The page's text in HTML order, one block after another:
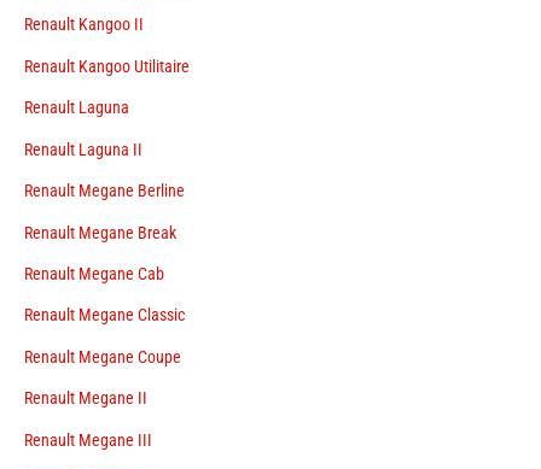
Renault Kangoo II
Renault Kangoo Utilitaire
Renault Laguna
Renault Laguna II
Renault Megane Berline
Renault Megane Break
Renault Megane Cab
Renault Megane Classic
Renault Megane Coupe
Renault Megane II
Renault Megane III